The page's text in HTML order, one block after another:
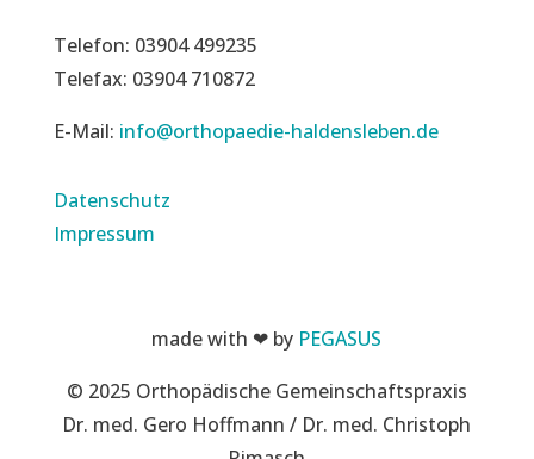
Telefon: 03904 499235
Telefax: 03904 710872
E-Mail: info@orthopaedie-haldensleben.de
Datenschutz
Impressum
made with ❤ by PEGASUS
© 2025 Orthopädische Gemeinschaftspraxis
Dr. med. Gero Hoffmann / Dr. med. Christoph